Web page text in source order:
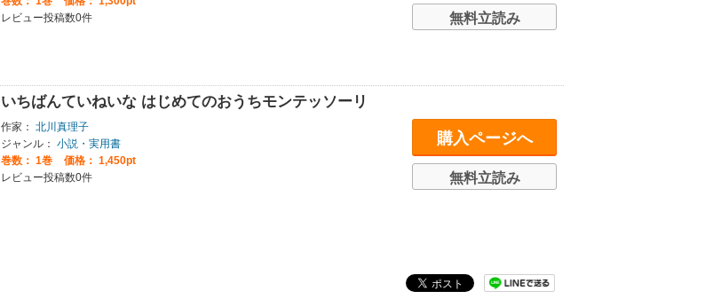
レビュー投稿数0件
無料立読み
いちばんていねいな はじめてのおうちモンテッソーリ
作家： 北川真理子
ジャンル： 小説・実用書
巻数： 1巻
価格： 1,450pt
レビュー投稿数0件
購入ページへ
無料立読み